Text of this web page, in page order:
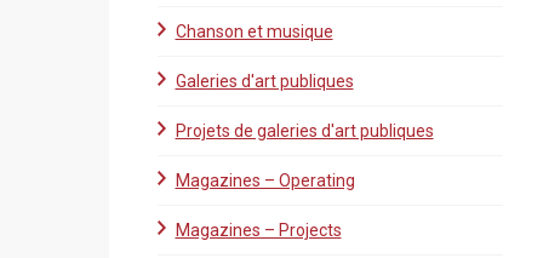
Chanson et musique
Galeries d'art publiques
Projets de galeries d'art publiques
Magazines – Operating
Magazines – Projects